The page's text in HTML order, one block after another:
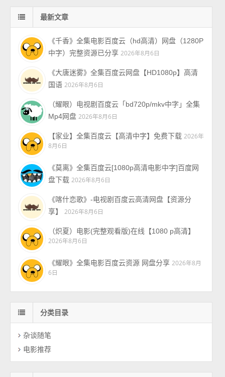
最新文章
《千香》全集电影百度云（hd高清）网盘（1280P
中字）完整资源已分享 2026年8月6日
《大唐迷雾》全集百度云网盘【HD1080p】高清
国语 2026年8月6日
（耀眼）电视剧百度云「bd720p/mkv中字」全集
Mp4网盘 2026年8月6日
【家业】全集百度云【高清中字】免费下载 2026年
8月6日
《莫离》全集百度云[1080p高清电影中字]百度网
盘下载 2026年8月6日
《喀什恋歌》-电视剧百度云高清网盘【资源分
享】
2026年8月6日
（炽夏）电影(完整观看版)在线【1080 p高清】
2026年8月6日
《耀眼》全集电影百度云资源 网盘分享 2026年8月
6日
分类目录
杂谈随笔
电影推荐